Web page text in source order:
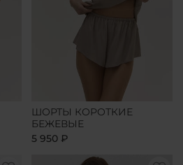
ШОРТЫ КОРОТКИЕ
БЕЖЕВЫЕ
5 950 ₽